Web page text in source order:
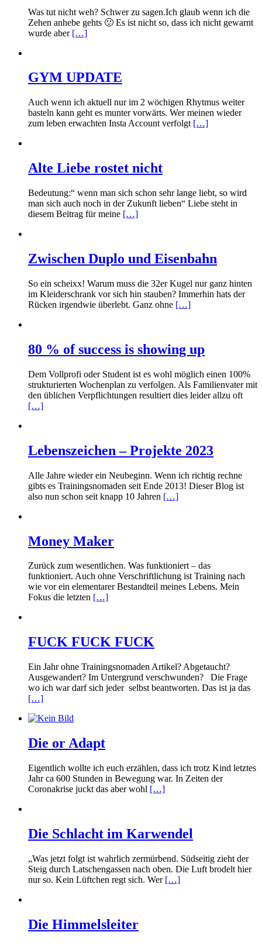
Was tut nicht weh? Schwer zu sagen.Ich glaub wenn ich die
Zehen anhebe gehts 🙂 Es ist nicht so, dass ich nicht gewarnt
wurde aber […]
GYM UPDATE
Auch wenn ich aktuell nur im 2 wöchigen Rhytmus weiter
basteln kann geht es munter vorwärts. Wer meinen wieder
zum leben erwachten Insta Account verfolgt […]
Alte Liebe rostet nicht
Bedeutung:“ wenn man sich schon sehr lange liebt, so wird
man sich auch noch in der Zukunft lieben“ Liebe steht in
diesem Beitrag für meine […]
Zwischen Duplo und Eisenbahn
So ein scheixx! Warum muss die 32er Kugel nur ganz hinten
im Kleiderschrank vor sich hin stauben? Immerhin hats der
Rücken irgendwie überlebt. Ganz ohne […]
80 % of success is showing up
Dem Vollprofi oder Student ist es wohl möglich einen 100%
strukturierten Wochenplan zu verfolgen. Als Familienvater mit
den üblichen Verpflichtungen resultiert dies leider allzu oft
[…]
Lebenszeichen – Projekte 2023
Alle Jahre wieder ein Neubeginn. Wenn ich richtig rechne
gibts es Trainingsnomaden seit Ende 2013! Dieser Blog ist
also nun schon seit knapp 10 Jahren […]
Money Maker
Zurück zum wesentlichen. Was funktioniert – das
funktioniert. Auch ohne Verschriftlichung ist Training nach
wie vor ein elementarer Bestandteil meines Lebens. Mein
Fokus die letzten […]
FUCK FUCK FUCK
Ein Jahr ohne Trainingsnomaden Artikel? Abgetaucht?
Ausgewandert? Im Untergrund verschwunden? Die Frage
wo ich war darf sich jeder selbst beantworten. Das ist ja das
[…]
Die or Adapt
Eigentlich wollte ich euch erzählen, dass ich trotz Kind letztes
Jahr ca 600 Stunden in Bewegung war. In Zeiten der
Coronakrise juckt das aber wohl […]
Die Schlacht im Karwendel
„Was jetzt folgt ist wahrlich zermürbend. Südseitig zieht der
Steig durch Latschengassen nach oben. Die Luft brodelt hier
nur so. Kein Lüftchen regt sich. Wer […]
Die Himmelsleiter